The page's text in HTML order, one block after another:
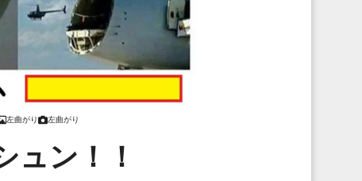
左曲がり 左曲がり
ュン！！